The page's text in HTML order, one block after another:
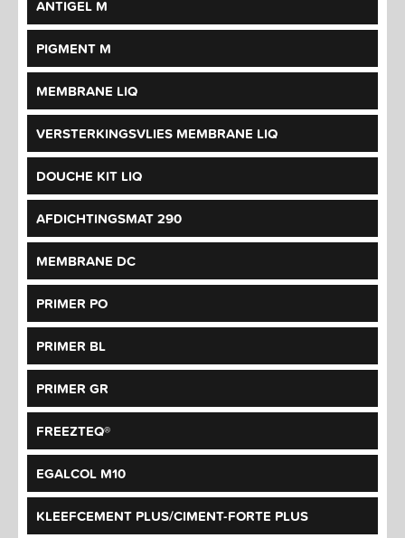
ANTIGEL M
PIGMENT M
MEMBRANE LIQ
VERSTERKINGSVLIES MEMBRANE LIQ
DOUCHE KIT LIQ
AFDICHTINGSMAT 290
MEMBRANE DC
PRIMER PO
PRIMER BL
PRIMER GR
FREEZTEQ®
EGALCOL M10
KLEEFCEMENT PLUS/CIMENT-FORTE PLUS